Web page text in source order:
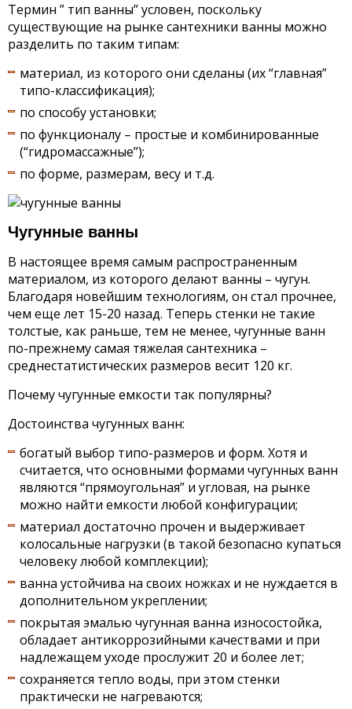
Термин ” тип ванны” условен, поскольку
существующие на рынке сантехники ванны можно
разделить по таким типам:
материал, из которого они сделаны (их “главная”
типо-классификация);
по способу установки;
по функционалу – простые и комбинированные
(“гидромассажные”);
по форме, размерам, весу и т.д.
Чугунные ванны
В настоящее время самым распространенным
материалом, из которого делают ванны – чугун.
Благодаря новейшим технологиям, он стал прочнее,
чем еще лет 15-20 назад. Теперь стенки не такие
толстые, как раньше, тем не менее, чугунные ванн
по-прежнему самая тяжелая сантехника –
среднестатистических размеров весит 120 кг.
Почему чугунные емкости так популярны?
Достоинства чугунных ванн:
богатый выбор типо-размеров и форм. Хотя и
считается, что основными формами чугунных ванн
являются “прямоугольная” и угловая, на рынке
можно найти емкости любой конфигурации;
материал достаточно прочен и выдерживает
колосальные нагрузки (в такой безопасно купаться
человеку любой комплекции);
ванна устойчива на своих ножках и не нуждается в
дополнительном укреплении;
покрытая эмалью чугунная ванна износостойка,
обладает антикоррозийными качествами и при
надлежащем уходе прослужит 20 и более лет;
сохраняется тепло воды, при этом стенки
практически не нагреваются;